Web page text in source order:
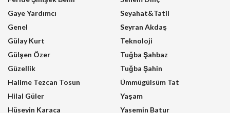
Gaye Yardımcı
Genel
Gülay Kurt
Gülşen Özer
Güzellik
Halime Tezcan Tosun
Hilal Güler
Hüseyin Karaca
Seyahat&Tatil
Seyran Akdaş
Teknoloji
Tuğba Şahbaz
Tuğba Şahin
Ümmügülsüm Tat
Yaşam
Yasemin Batur